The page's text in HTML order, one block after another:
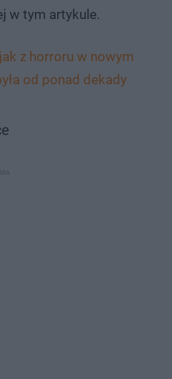
w tym artykule.
z horroru w nowym
od ponad dekady